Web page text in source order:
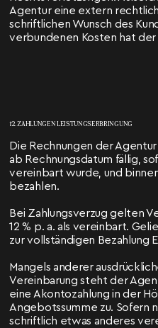
Agentur eine extern
schriftlichen Wunsch des
verbundenen Kosten hat der
12. ZAHLUNGEN LEISTUNGSERBRINGUNG
Die Rechnungen der
ab Rechnungsdatum fällig,
vereinbart wurde, und
bezahlen.
Bei Zahlungsverzug gelten
12 % p. a. als vereinbart.
zur vollständigen Bezahlung
Mangels anderer
Vereinbarung steht der
eine Akontozahlung in der
Angebotssumme zu. Sofern
schriftlich etwas anderes